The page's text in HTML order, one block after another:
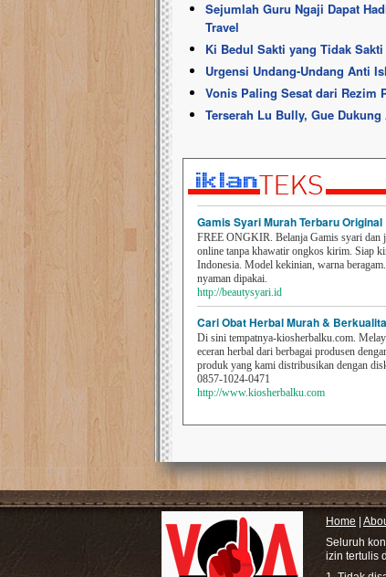
Sejumlah Guru Ngaji Dapat
Travel
Ki Bedul Sakti yang Tidak Sakti
Urgensi Undang-Undang Anti
Vonis Paling Sesat dari Rezim
Terserah Lu Bully, Gue Dukung
Gamis Syari Murah Terbaru Original
FREE ONGKIR. Belanja Gamis syari dan
online tanpa khawatir ongkos kirim. Siap
Indonesia. Model kekinian, warna
nyaman dipakai.
http://beautysyari.id
Cari Obat Herbal Murah &
Di sini tempatnya-kiosherbalku.com.
eceran herbal dari berbagai produsen
produk yang kami distribusikan dengan
0857-1024-0471
http://www.kiosherbalku.com
Home
Seluruh
izin tertulis